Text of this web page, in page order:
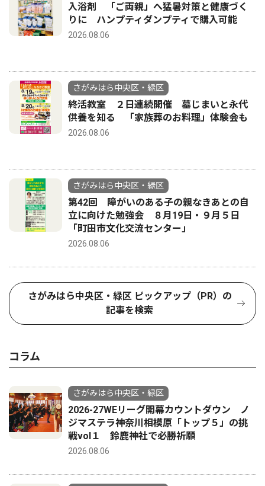
入浴剤 「ご両親」へ猛暑対策と健康づく
りに ハンプティダンプティで購入可能
2026.08.06
さがみはら中央区・緑区
終活教室 ２日連続開催 墓じまいと永代
供養を知る 「家族葬のお料理」体験会も
2026.08.06
さがみはら中央区・緑区
第42回 障がいのある子の親なきあとの自
立に向けた勉強会 ８月19日・９月５日
「町田市文化交流センター」
2026.08.06
さがみはら中央区・緑区 ピックアップ（PR）の
記事を検索
コラム
さがみはら中央区・緑区
2026-27WEリーグ開幕カウントダウン ノ
ジマステラ神奈川相模原「トップ５」の挑
戦vol１ 鈴鹿神社で必勝祈願
2026.08.06